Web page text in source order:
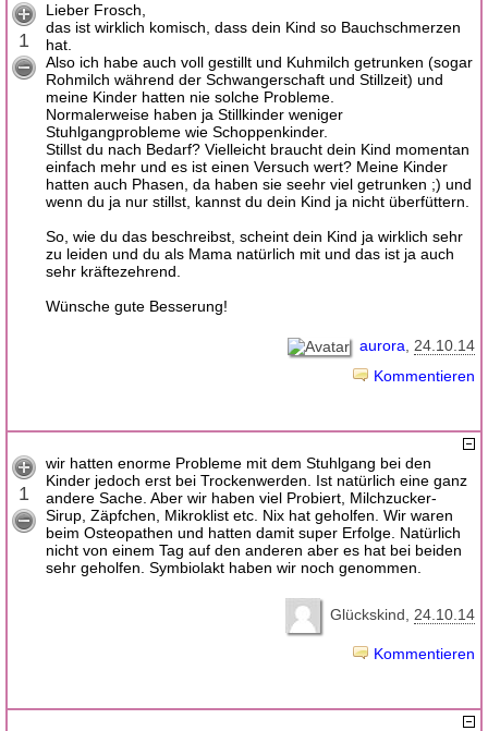
1
Lieber Frosch,
das ist wirklich komisch, dass dein Kind so Bauchschmerzen
hat.
Also ich habe auch voll gestillt und Kuhmilch getrunken (sogar
Rohmilch während der Schwangerschaft und Stillzeit) und
meine Kinder hatten nie solche Probleme.
Normalerweise haben ja Stillkinder weniger
Stuhlgangprobleme wie Schoppenkinder.
Stillst du nach Bedarf? Vielleicht braucht dein Kind momentan
einfach mehr und es ist einen Versuch wert? Meine Kinder
hatten auch Phasen, da haben sie seehr viel getrunken ;) und
wenn du ja nur stillst, kannst du dein Kind ja nicht überfüttern.
So, wie du das beschreibst, scheint dein Kind ja wirklich sehr
zu leiden und du als Mama natürlich mit und das ist ja auch
sehr kräftezehrend.
Wünsche gute Besserung!
aurora
24.10.14
Kommentieren
1
wir hatten enorme Probleme mit dem Stuhlgang bei den
Kinder jedoch erst bei Trockenwerden. Ist natürlich eine ganz
andere Sache. Aber wir haben viel Probiert, Milchzucker-
Sirup, Zäpfchen, Mikroklist etc. Nix hat geholfen. Wir waren
beim Osteopathen und hatten damit super Erfolge. Natürlich
nicht von einem Tag auf den anderen aber es hat bei beiden
sehr geholfen. Symbiolakt haben wir noch genommen.
Glückskind 24.10.14
Kommentieren